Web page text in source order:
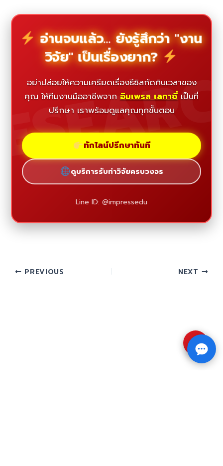
อ่านจบแล้ว... ยังรู้สึกว่า "งาน
วิจัย" เป็นเรื่องยาก?
อย่าปล่อยให้ความเครียดเรื่องธีซิสกัดกินเวลาของ
คุณ ให้ทีมงานมืออาชีพจาก อิมเพรส เลกาซี่ เป็นที่
ปรึกษา เราพร้อมดูแลคุณทุกขั้นตอน
ทักไลน์ปรึกษาทันที
ดูบริการรับทำวิจัยครบวงจร
Line ID: @impressedu
PREVIOUS NEXT
⇧